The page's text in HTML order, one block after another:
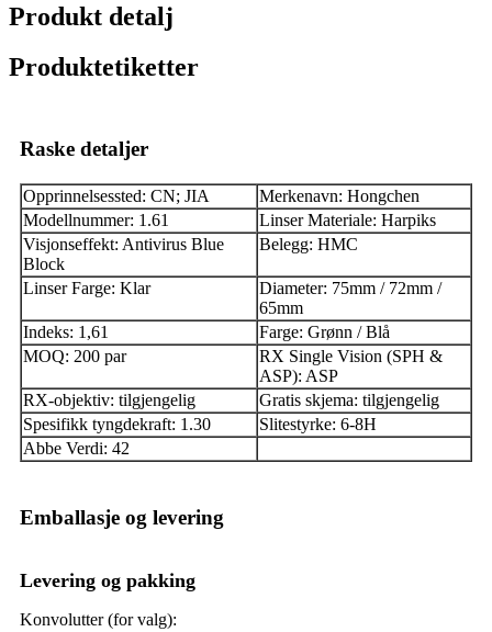
Produkt detalj
Produktetiketter
Raske detaljer
Opprinnelsessted: CN; JIA
Merkenavn: Hongchen
Modellnummer: 1.61
Linser Materiale: Harpiks
Visjonseffekt: Antivirus Blue
Block
Belegg: HMC
Linser Farge: Klar
Diameter: 75mm / 72mm /
65mm
Indeks: 1,61
Farge: Grønn / Blå
MOQ: 200 par
RX Single Vision (SPH &
ASP): ASP
RX-objektiv: tilgjengelig
Gratis skjema: tilgjengelig
Spesifikk tyngdekraft: 1.30
Slitestyrke: 6-8H
Abbe Verdi: 42
Emballasje og levering
Levering og pakking
Konvolutter (for valg):